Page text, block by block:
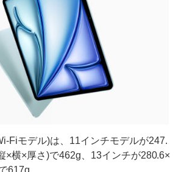
Fiモデル)は、11インチモデルが247.
×横×厚さ)で462g、13インチが280.6×
617g。